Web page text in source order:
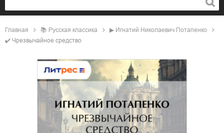
Главная 📚 русская классика ▶ Игнатий Николаевич Потапенко
✔️ Чрезвычайное средство